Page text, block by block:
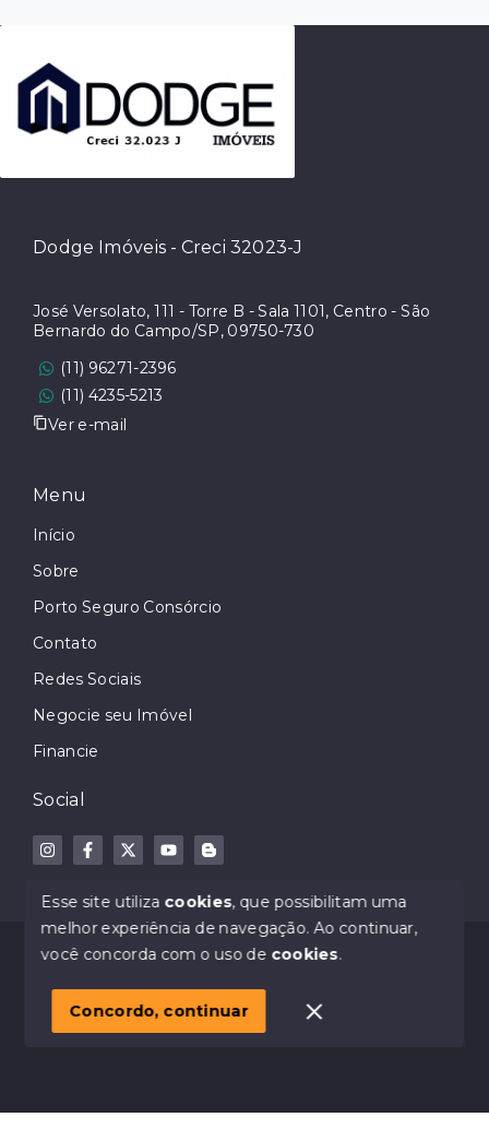
Dodge Imóveis - Creci 32023-J
José Versolato, 111 - Torre B - Sala 1101, Centro - São
Bernardo do Campo/SP, 09750-730
(11) 96271-2396
(11) 4235-5213
Ver e-mail
Menu
Início
Sobre
Porto Seguro Consórcio
Contato
Redes Sociais
Negocie seu Imóvel
Financie
Social
© Copyright 2026 - Dodge Imóveis - Creci 32023-J -
SITE PARA IMOBILIARIA
Esse site utiliza cookies, que possibilitam uma
melhor experiência de navegação.Ao continuar,
você concorda com o uso de cookies.
Concordo, continuar